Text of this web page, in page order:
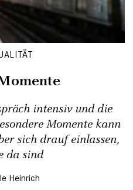
intensiv und die
Momente kann
sich drauf einlassen,
da sind
Heinrich